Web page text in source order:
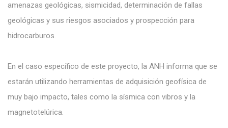
amenazas geológicas, sismicidad, determinación de fallas
geológicas y sus riesgos asociados y prospección para
hidrocarburos.
En el caso específico de este proyecto, la ANH informa que se
estarán utilizando herramientas de adquisición geofísica de
muy bajo impacto, tales como la sísmica con vibros y la
magnetotelúrica.